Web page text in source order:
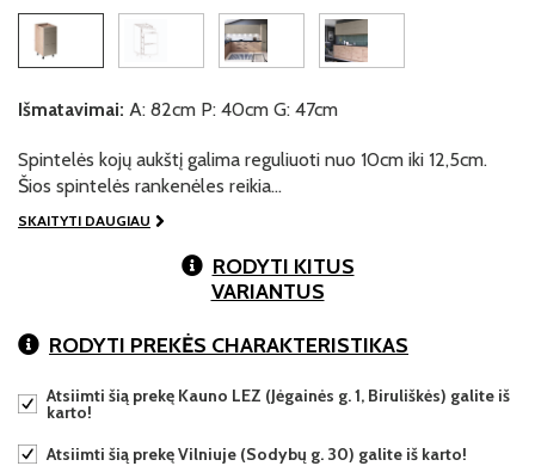
Išmatavimai: A: 82cm P: 40cm G: 47cm
Spintelės kojų aukštį galima reguliuoti nuo 10cm iki 12,5cm.
Šios spintelės rankenėles reikia…
SKAITYTI DAUGIAU
RODYTI KITUS
VARIANTUS
RODYTI PREKĖS CHARAKTERISTIKAS
Atsiimti šią prekę Kauno LEZ (Jėgainės g. 1, Biruliškės) galite iš
karto!
Atsiimti šią prekę Vilniuje (Sodybų g. 30) galite iš karto!